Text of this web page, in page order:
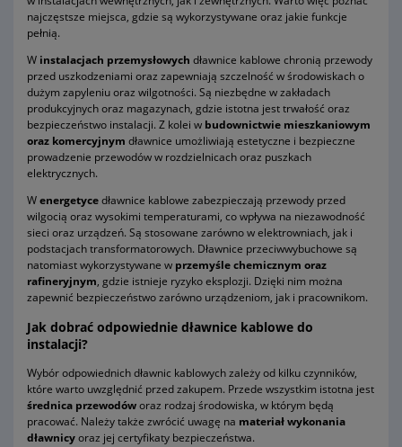
najczęstsze miejsca, gdzie są wykorzystywane oraz jakie funkcje
pełnią.
W instalacjach przemysłowych dławnice kablowe chronią przewody
przed uszkodzeniami oraz zapewniają szczelność w środowiskach o
dużym zapyleniu oraz wilgotności. Są niezbędne w zakładach
produkcyjnych oraz magazynach, gdzie istotna jest trwałość oraz
bezpieczeństwo instalacji. Z kolei w budownictwie mieszkaniowym
oraz komercyjnym dławnice umożliwiają estetyczne i bezpieczne
prowadzenie przewodów w rozdzielnicach oraz puszkach
elektrycznych.
Wenergetycedławnice kablowe zabezpieczają przewody przed
wilgocią oraz wysokimi temperaturami, co wpływa na niezawodność
sieci oraz urządzeń. Są stosowane zarówno w elektrowniach, jak i
podstacjach transformatorowych. Dławnice przeciwwybuchowe są
natomiast wykorzystywane w przemyśle chemicznym oraz
rafineryjnym, gdzie istnieje ryzyko eksplozji. Dzięki nim można
zapewnić bezpieczeństwo zarówno urządzeniom, jak i pracownikom.
Jak dobrać odpowiednie dławnice kablowe do
instalacji?
Wybór odpowiednich dławnic kablowych zależy od kilku czynników,
które warto uwzględnić przed zakupem. Przede wszystkim istotna jest
średnica przewodóworaz rodzaj środowiska, w którym będą
pracować. Należy także zwrócić uwagę na materiał wykonania
dławnicyoraz jej certyfikaty bezpieczeństwa.